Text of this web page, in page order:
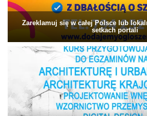
Zareklamuj się w całej Polsce lub
setkach portali